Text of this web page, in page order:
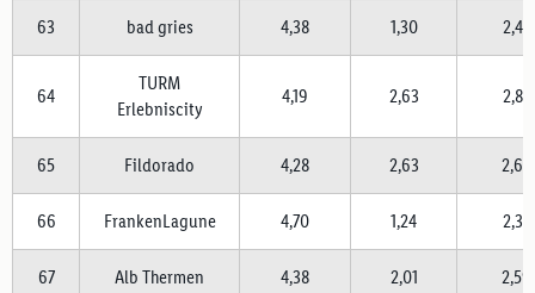
63 bad gries 4,38 1,30 2,45
64
TURM
Erlebniscity
4,19 2,63 2,83
65 Fildorado 4,28 2,63 2,65
66 FrankenLagune 4,70 1,24 2,37
67 Alb Thermen 4,38 2,01 2,59